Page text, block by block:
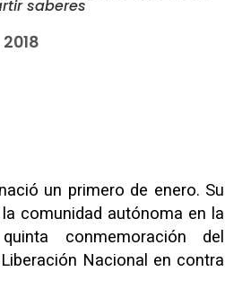
saberes
un primero de enero. Su
comunidad autónoma en la
conmemoración del
Nacional en contra